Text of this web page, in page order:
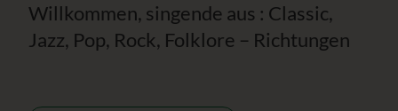
Willkommen, singende aus : Classic,
Jazz, Pop, Rock, Folklore – Richtungen